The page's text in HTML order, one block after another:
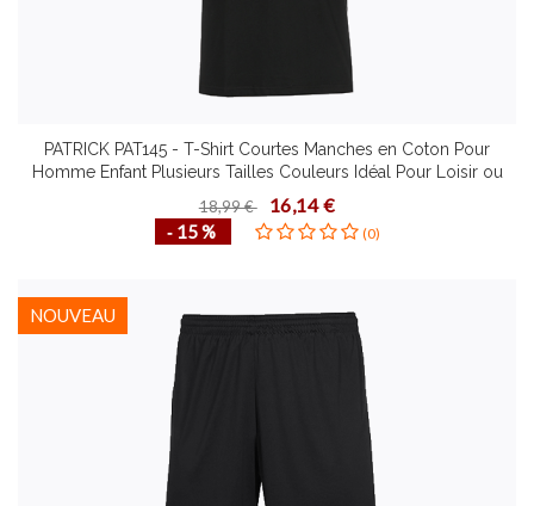
PATRICK PAT145 - T-Shirt Courtes Manches en Coton Pour
Homme Enfant Plusieurs Tailles Couleurs Idéal Pour Loisir ou
Sport
18,99 € 16,14 €
‐ 15 % (0)
NOUVEAU